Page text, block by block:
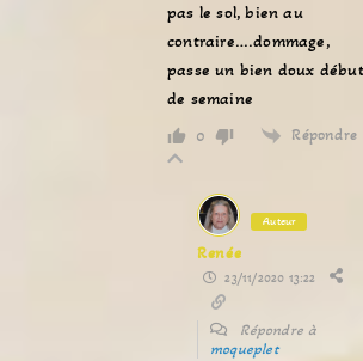
pas le sol, bien au
contraire….dommage,
passe un bien doux début
de semaine
0 Répondre
Auteur
Renée
23/11/2020 13:22
Répondre à
moqueplet